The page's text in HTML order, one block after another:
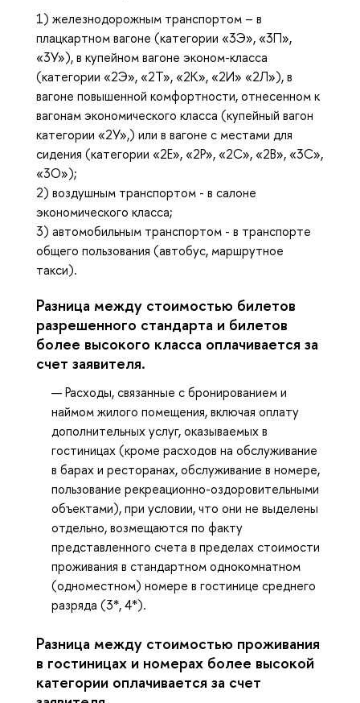
1) железнодорожным транспортом – в
плацкартном вагоне (категории «3Э», «3П»,
«3У»), в купейном вагоне эконом-класса
(категории «2Э», «2Т», «2К», «2И» «2Л»), в
вагоне повышенной комфортности, отнесенном к
вагонам экономического класса (купейный вагон
категории «2У»,) или в вагоне с местами для
сидения (категории «2Е», «2Р», «2С», «2В», «3С»,
«3О»);
2) воздушным транспортом - в салоне
экономического класса;
3) автомобильным транспортом - в транспорте
общего пользования (автобус, маршрутное
такси).
Разница между стоимостью билетов
разрешенного стандарта и билетов
более высокого класса оплачивается за
счет заявителя.
Расходы, связанные с бронированием и
наймом жилого помещения, включая оплату
дополнительных услуг, оказываемых в
гостиницах (кроме расходов на обслуживание
в барах и ресторанах, обслуживание в номере,
пользование рекреационно-оздоровительными
объектами), при условии, что они не выделены
отдельно, возмещаются по факту
представленного счета в пределах стоимости
проживания в стандартном однокомнатном
(одноместном) номере в гостинице среднего
разряда (3*, 4*).
Разница между стоимостью проживания
в гостиницах и номерах более высокой
категории оплачивается за счет